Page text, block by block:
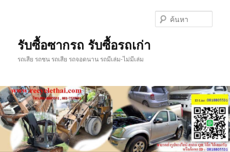
รับซื้อซากรถ รับซื้อรถเก่า
รถเสีย รถชน รถเสีย รถจอดนาน รถมีเล่ม-ไม่มีเล่ม